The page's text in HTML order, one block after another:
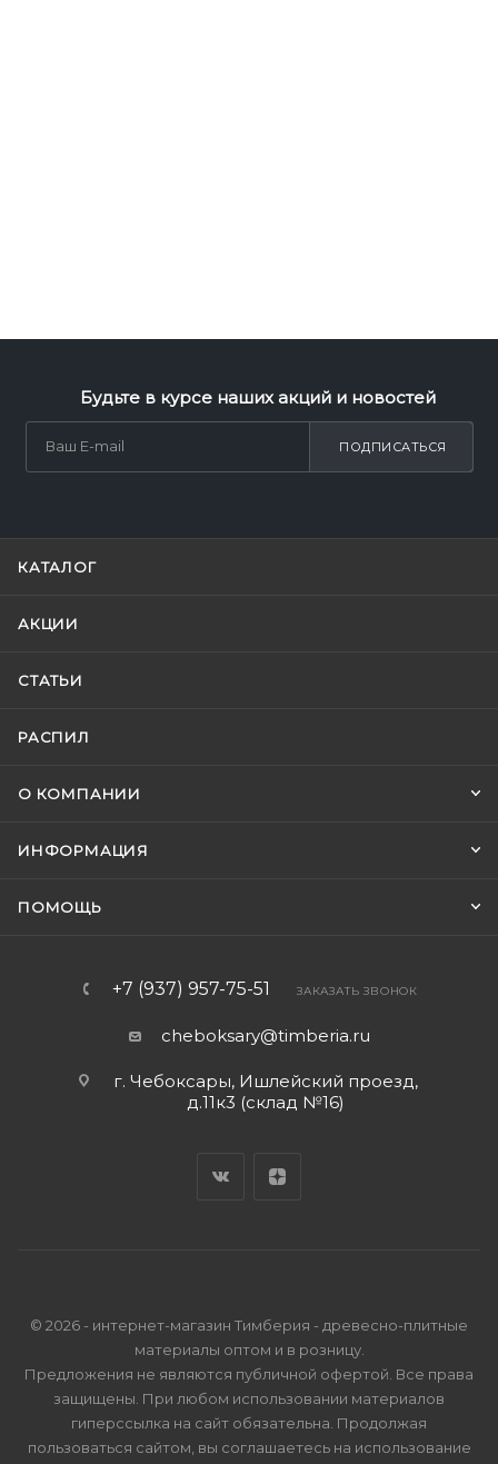
Будьте в курсе наших акций и новостей
ПОДПИСАТЬСЯ
КАТАЛОГ
АКЦИИ
СТАТЬИ
РАСПИЛ
О КОМПАНИИ
ИНФОРМАЦИЯ
ПОМОЩЬ
+7 (937) 957-75-51 ЗАКАЗАТЬ ЗВОНОК
cheboksary@timberia.ru
г. Чебоксары, Ишлейский проезд,
д.11к3 (склад №16)
© 2026 - интернет-магазин Тимберия - древесно-плитные
материалы оптом и в розницу.
Предложения не являются публичной офертой. Все права
защищены. При любом использовании материалов
гиперссылка на сайт обязательна. Продолжая
пользоваться сайтом, вы соглашаетесь на использование